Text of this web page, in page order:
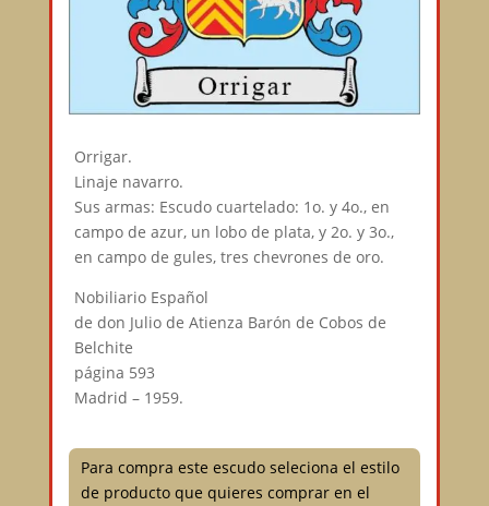
Orrigar.
Linaje navarro.
Sus armas: Escudo cuartelado: 1o. y 4o., en
campo de azur, un lobo de plata, y 2o. y 3o.,
en campo de gules, tres chevrones de oro.
Nobiliario Español
de don Julio de Atienza Barón de Cobos de
Belchite
página 593
Madrid – 1959.
Para compra este escudo seleciona el estilo
de producto que quieres comprar en el